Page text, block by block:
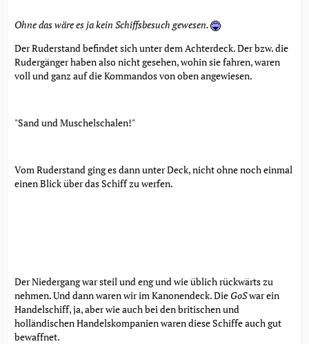
Ohne das wäre es ja kein Schiffsbesuch gewesen.
Der Ruderstand befindet sich unter dem Achterdeck. Der bzw. die
Rudergänger haben also nicht gesehen, wohin sie fahren, waren
voll und ganz auf die Kommandos von oben angewiesen.
"Sand und Muschelschalen!"
Vom Ruderstand ging es dann unter Deck, nicht ohne noch einmal
einen Blick über das Schiff zu werfen.
Der Niedergang war steil und eng und wie üblich rückwärts zu
nehmen. Und dann waren wir im Kanonendeck. Die GoSwar ein
Handelschiff, ja, aber wie auch bei den britischen und
holländischen Handelskompanien waren diese Schiffe auch gut
bewaffnet.